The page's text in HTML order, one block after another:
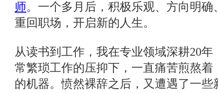
师。一个多月后，积极乐观、方向明
重回职场，开启新的人生。
从读书到工作，我在专业领域深耕20
常繁琐工作的压抑下，一直痛苦煎熬
的机器。愤然裸辞之后，又遭遇了一